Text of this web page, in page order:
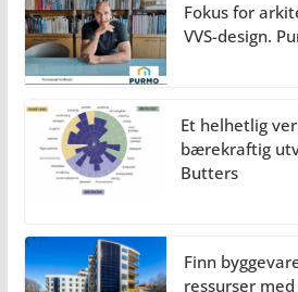
Fokus for
VVS-design.
Et helhetlig
bærekraftig
Butters
Finn
ressurser